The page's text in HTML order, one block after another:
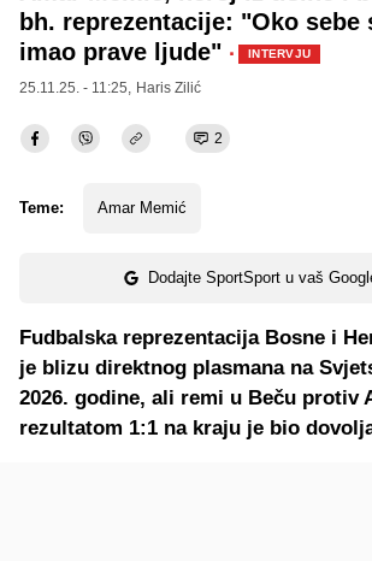
bh. reprezentacije: "Oko sebe
imao prave ljude" · INTERVJU
25.11.25. - 11:25, Haris Zilić
2
Teme: Amar Memić
Dodajte SportSport u vaš
Fudbalska reprezentacija Bosne i
je blizu direktnog plasmana na
2026. godine, ali remi u Beču protiv
rezultatom 1:1 na kraju je bio